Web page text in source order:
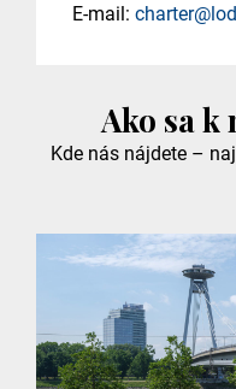
E-mail:
Ako sa k
Kde nás nájdete –